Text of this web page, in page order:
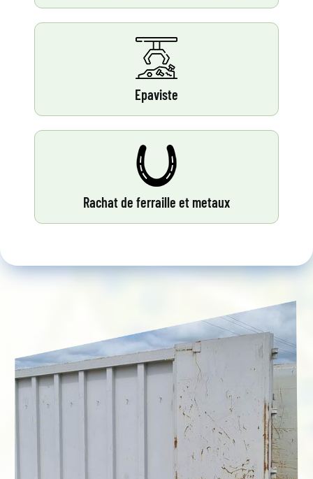
Epaviste
Rachat de ferraille et metaux